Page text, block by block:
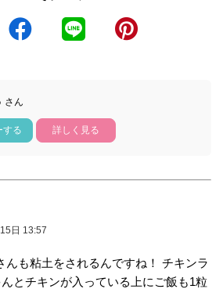
さん
する 詳しく見る
日 13:57
んも粘土をされるんですね！ チキンラ
とチキンが入っている上にご飯も1粒